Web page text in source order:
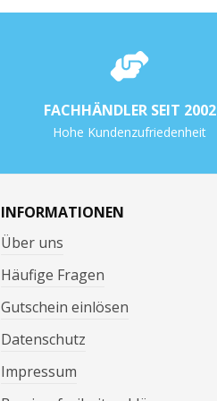
FACHHÄNDLER SEIT 2002
Hohe Kundenzufriedenheit
INFORMATIONEN
Über uns
Häufige Fragen
Gutschein einlösen
Datenschutz
Impressum